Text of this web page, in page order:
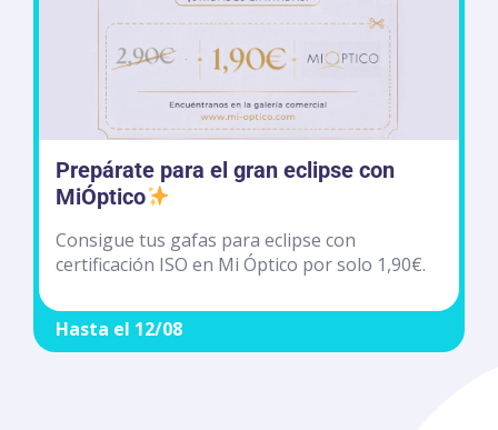
Prepárate para el gran eclipse con
MiÓptico
Consigue tus gafas para eclipse con
certificación ISO en Mi Óptico por solo 1,90€.
Hasta el 12/08